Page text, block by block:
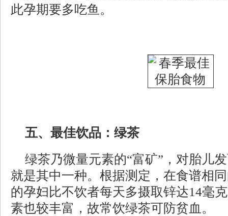
此孕期要多吃鱼。
五、最佳饮品：绿茶
绿茶乃微量元素的“富矿”，对胎儿
就是其中一种。根据测定，在食谱相
的孕妇比不饮者每天多摄取锌达14毫
素也较丰富，故常饮绿茶可防贫血。